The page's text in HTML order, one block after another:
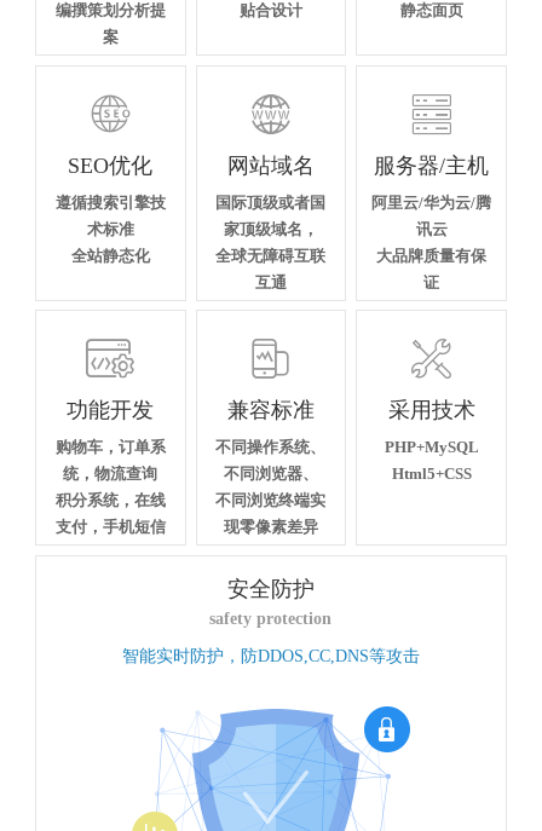
编撰策划分析提
案
贴合设计
静态面页

SEO优化
遵循搜索引擎技
术标准
全站静态化

网站域名
国际顶级或者国
家顶级域名，
全球无障碍互联
互通

服务器/主机
阿里云/华为云/腾
讯云
大品牌质量有保
证

功能开发
购物车，订单系
统，物流查询
积分系统，在线
支付，手机短信

兼容标准
不同操作系统、
不同浏览器、
不同浏览终端实
现零像素差异

采用技术
PHP+MySQL
Html5+CSS
安全防护
safety protection
智能实时防护，防DDOS,CC,DNS等攻击